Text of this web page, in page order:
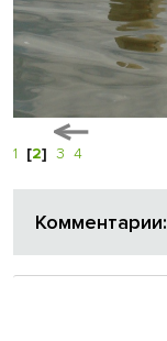
1 [2] 3 4
Комментарии: